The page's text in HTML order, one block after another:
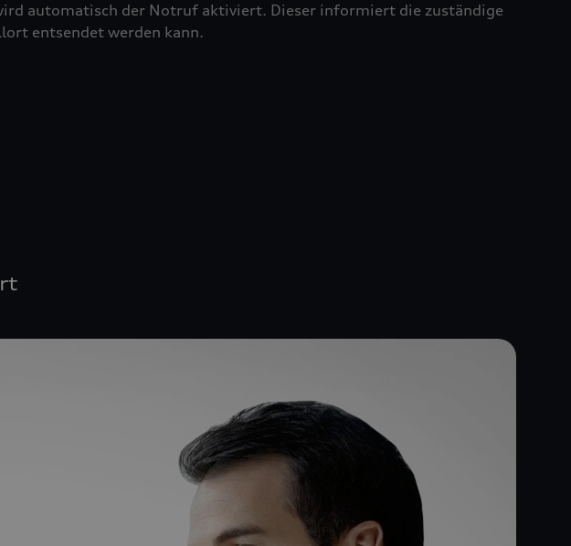
automatisch der Notruf aktiviert. Dieser informiert die zuständige
entsendet werden kann.